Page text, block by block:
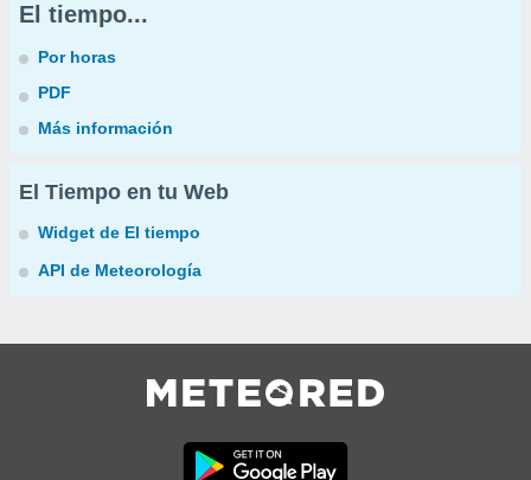
El tiempo...
Por horas
PDF
Más información
El Tiempo en tu Web
Widget de El tiempo
API de Meteorología